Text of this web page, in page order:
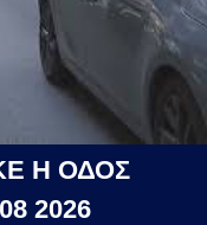
Η ΟΔΟΣ
2026